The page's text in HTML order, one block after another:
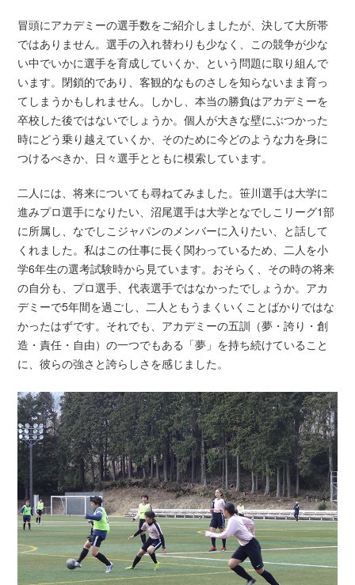
冒頭にアカデミーの選手数をご紹介しましたが、決して大所帯
ではありません。選手の入れ替わりも少なく、この競争が少な
い中でいかに選手を育成していくか、という問題に取り組んで
います。閉鎖的であり、客観的なものさしを知らないまま育っ
てしまうかもしれません。しかし、本当の勝負はアカデミーを
卒校した後ではないでしょうか。個人が大きな壁にぶつかった
時にどう乗り越えていくか、そのために今どのような力を身に
つけるべきか、日々選手とともに模索しています。
二人には、将来についても尋ねてみました。笹川選手は大学に
進みプロ選手になりたい、沼尾選手は大学となでしこリーグ1部
に所属し、なでしこジャパンのメンバーに入りたい、と話して
くれました。私はこの仕事に長く関わっているため、二人を小
学6年生の選考試験時から見ています。おそらく、その時の将来
の自分も、プロ選手、代表選手ではなかったでしょうか。アカ
デミーで5年間を過ごし、二人ともうまくいくことばかりではな
かったはずです。それでも、アカデミーの五訓（夢・誇り・創
造・責任・自由）の一つでもある「夢」を持ち続けていること
に、彼らの強さと誇らしさを感じました。